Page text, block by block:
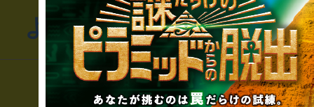
よくあるお問い合わせ